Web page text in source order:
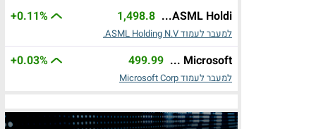
ASML Holdi...
1,498.8
+0.11%
למעבר לעמוד ASML Holding N.V.
Microsoft ...
499.99
+0.03%
למעבר לעמוד Microsoft Corp